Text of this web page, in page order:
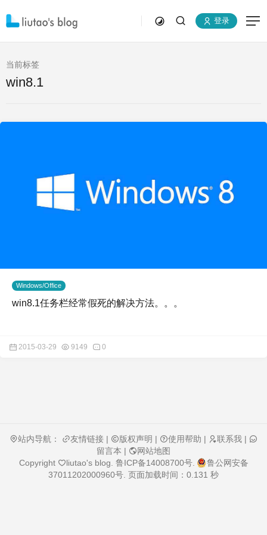
登录
当前标签
win8.1
Windows/Office
win8.1任务栏经常假死的解决方法。。。
2015-03-29 9149 0
站内导航： 友情链接 | 版权声明 | 使用帮助 | 联系我 |
留言本 |
网站地图
Copyright
liutao's blog 鲁ICP备14008700号.
鲁公网安备
37011202000960号 . 页面加载时间：0.131 秒